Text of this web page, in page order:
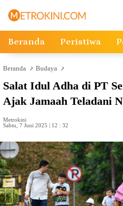
Beranda Peristiwa
Beranda Budaya
Salat Idul Adha di PT
Ajak Jamaah Teladani
Metrokini
Sabtu, 7 Juni 2025 | 12 : 32